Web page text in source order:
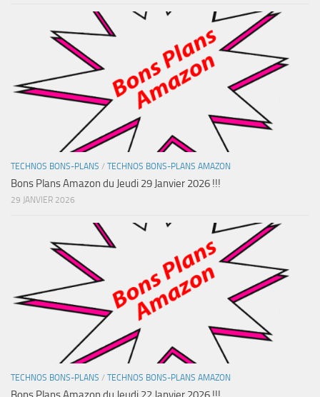
TECHNOS BONS-PLANS / TECHNOS BONS-PLANS AMAZON
Bons Plans Amazon du Jeudi 29 Janvier 2026 !!!
29 JANVIER 2026
TECHNOS BONS-PLANS / TECHNOS BONS-PLANS AMAZON